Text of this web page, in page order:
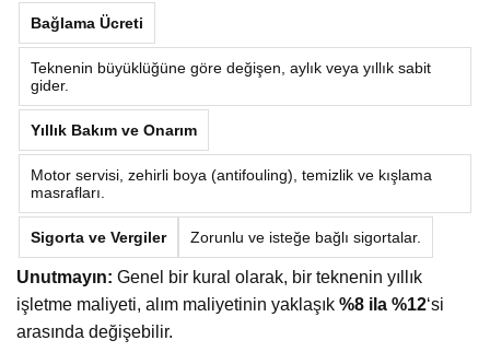
Bağlama Ücreti
Teknenin büyüklüğüne göre değişen, aylık veya yıllık sabit
gider.
Yıllık Bakım ve Onarım
Motor servisi, zehirli boya (antifouling), temizlik ve kışlama
masrafları.
Sigorta ve Vergiler Zorunlu ve isteğe bağlı sigortalar.
Unutmayın: Genel bir kural olarak, bir teknenin yıllık
işletme maliyeti, alım maliyetinin yaklaşık %8 ila %12‘si
arasında değişebilir.